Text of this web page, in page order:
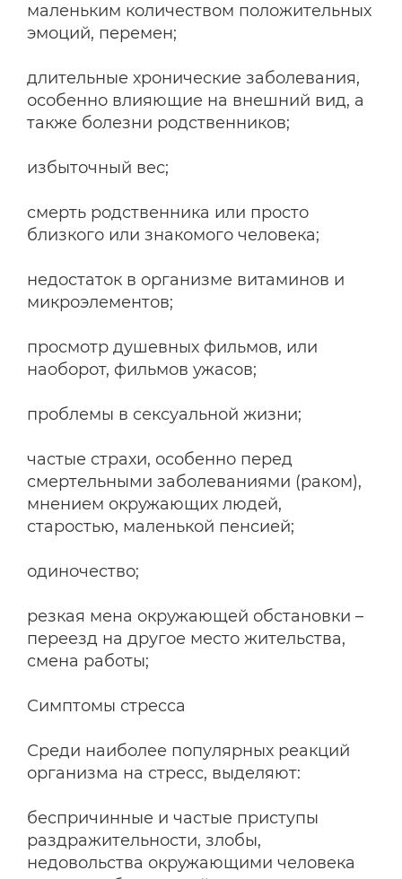
маленьким количеством положительных
эмоций, перемен;
длительные хронические заболевания,
особенно влияющие на внешний вид, а
также болезни родственников;
избыточный вес;
смерть родственника или просто
близкого или знакомого человека;
недостаток в организме витаминов и
микроэлементов;
просмотр душевных фильмов, или
наоборот, фильмов ужасов;
проблемы в сексуальной жизни;
частые страхи, особенно перед
смертельными заболеваниями (раком),
мнением окружающих людей,
старостью, маленькой пенсией;
одиночество;
резкая мена окружающей обстановки –
переезд на другое место жительства,
смена работы;
Симптомы стресса
Среди наиболее популярных реакций
организма на стресс, выделяют:
беспричинные и частые приступы
раздражительности, злобы,
недовольства окружающими человека